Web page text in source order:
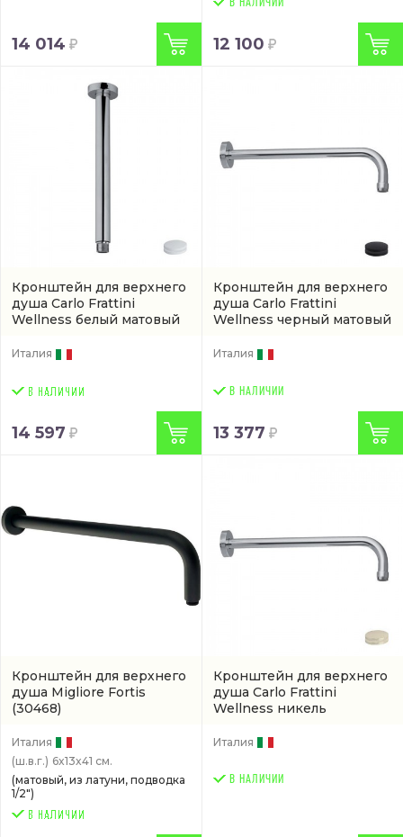
14 014
В НАЛИЧИИ
12 100
Кронштейн для верхнего
душа Carlo Frattini
Wellness белый матовый
Италия
14 597
Кронштейн для верхнего
душа Carlo Frattini
Wellness черный матовый
Италия
В НАЛИЧИИ
13 377
Кронштейн для верхнего
душа Migliore Fortis
(30468)
Италия
(ш.в.г.) 6x13x41 см.
(матовый, из латуни, подводка
1/2")
Кронштейн для верхнего
душа Carlo Frattini
Wellness никель
Италия
В НАЛИЧИИ